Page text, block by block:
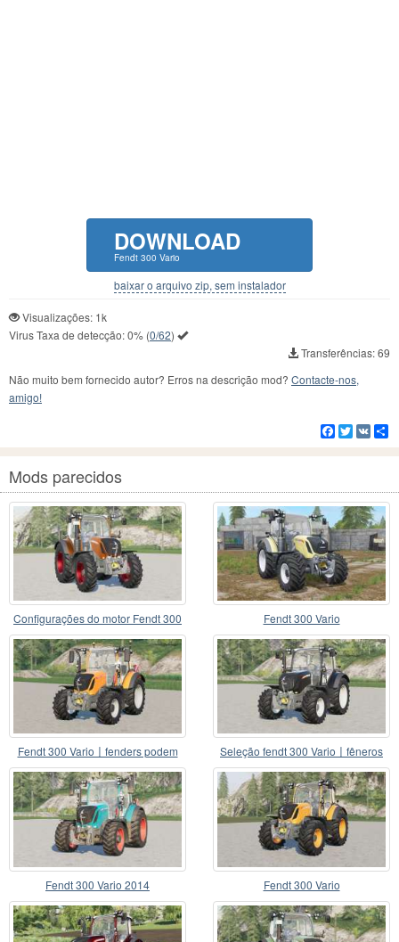
DOWNLOAD
Fendt 300 Vario
baixar o arquivo zip, sem instalador
Visualizações: 1k
Virus Taxa de detecção:0% (0/62)
Transferências: 69
Não muito bem fornecido autor? Erros na descrição mod? Contacte-nos,
amigo!
Facebook
Twitter
VK
Mods parecidos
Configurações do motor Fendt 300
Vario〡7
Fendt 300 Vario
Fendt 300 Vario〡fenders podem
ser escondidos
Seleção fendt 300 Vario〡fêneros
Fendt 300 Vario 2014 Fendt 300 Vario